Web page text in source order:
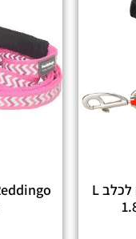
Reddingo – רדינגו רצועה לכלב L